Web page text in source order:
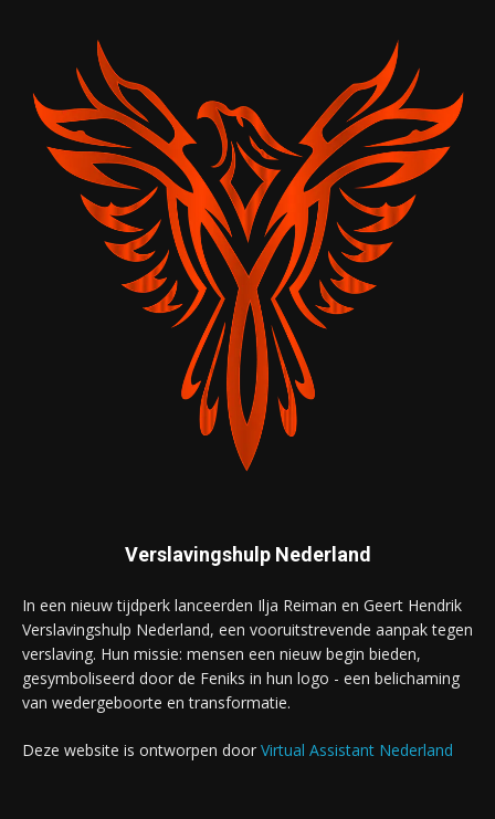
Verslavingshulp Nederland
In een nieuw tijdperk lanceerden Ilja Reiman en Geert Hendrik
Verslavingshulp Nederland, een vooruitstrevende aanpak tegen
verslaving. Hun missie: mensen een nieuw begin bieden,
gesymboliseerd door de Feniks in hun logo - een belichaming
van wedergeboorte en transformatie.
Deze website is ontworpen door Virtual Assistant Nederland